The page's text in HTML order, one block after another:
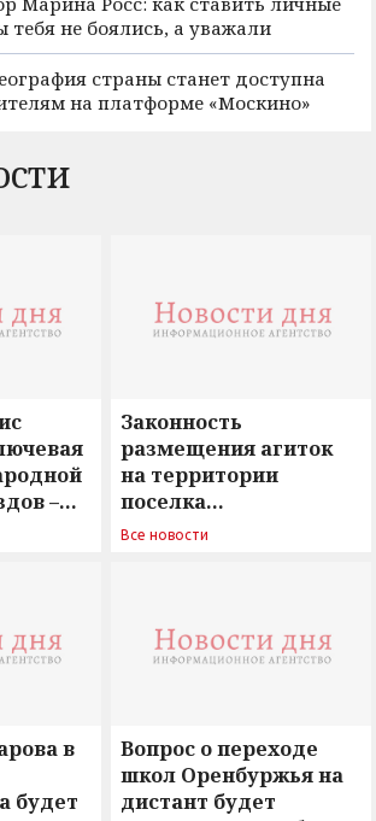
тебя не боялись, а уважали
страны станет доступна
на платформе «Москино»
–
Законность
размещения агиток
на территории
поселка
Новосергиевка
Все новости
в
будет
Вопрос о переходе
школ Оренбуржья на
дистант будет